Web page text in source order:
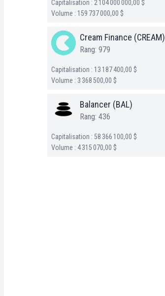
Capitalisation : 2 104 000 000,00 $
Volume : 159 737 000,00 $
Cream Finance (CREAM)
Rang: 979
Capitalisation : 13 187 400,00 $
Volume : 3 368 500,00 $
Balancer (BAL)
Rang: 436
Capitalisation : 58 366 100,00 $
Volume : 4 315 070,00 $